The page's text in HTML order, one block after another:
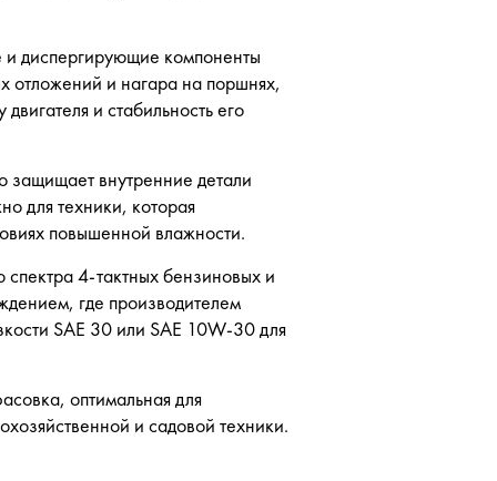
диспергирующие компоненты
отложений и нагара на поршнях,
и стабильность его
внутренние детали
для техники, которая
повышенной влажности.
спектра 4-тактных бензиновых и
где производителем
SAE 30 или SAE 10W-30 для
оптимальная для
и садовой техники.